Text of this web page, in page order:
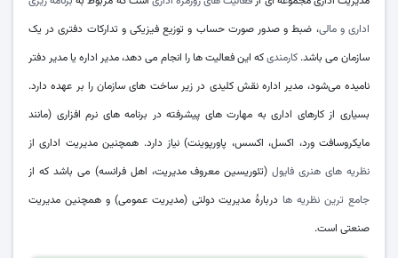
اداری و مالی، ضبط و صدور صورت حساب و توزیع فیزیکی و تدارکات دفتری در یک
سازمان می ‌باشد. کارمندیکه این فعالیت ‌ها را انجام می‌ دهد، مدیر اداره یا مدیر دفتر
نامیده می‌شود، مدیر اداره نقش کلیدی در زیر ساخت ‌های سازمان را بر عهده دارد.
بسیاری از کارهای اداری به مهارت ‌های پیشرفته در برنامه ‌های نرم ‌افزاری (مانند
مایکروسافت ورد، اکسل، اکسس، پاورپوینت) نیاز دارد. همچنین مدیریت اداری از
نظریه ‌های هنری فایول(تئوریسین معروف مدیریت، اهل فرانسه) می ‌باشد که از
جامع‌ ترین نظریه ‌ها دربارهٔ مدیریت دولتی (مدیریت عمومی) و همچنین مدیریت
صنعتی است.